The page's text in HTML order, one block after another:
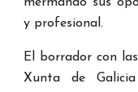
y profesional.
El borradorcon las
Xunta de